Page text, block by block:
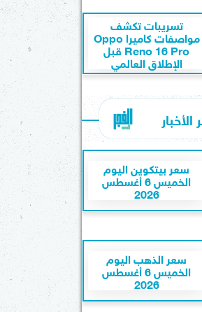
تسريبات تكشف
مواصفات كاميرا Oppo
Reno 16 Pro قبل
الإطلاق العالمي
الأخبار
سعر بيتكوين اليوم
الخميس 6 أغسطس
2026
سعر الذهب اليوم
الخميس 6 أغسطس
2026